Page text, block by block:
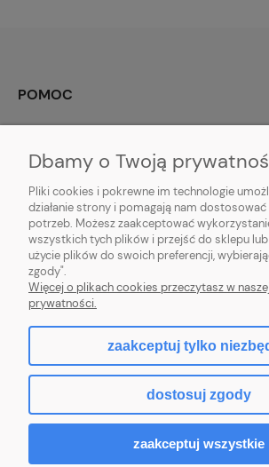
POMOC
PŁATNOŚCI I DOSTAWA
INFORMACJE
O NAS
Sklep internetowy Shoper
Dbamy o Twoją
Pliki cookies i pokrewne im technologie
działanie strony i pomagają nam
potrzeb. Możesz zaakceptować
wszystkich tych plików i przejść do sklepu
użycie plików do swoich preferencji,
zgody".
Więcej o plikach cookies przeczytasz w
prywatności.
zaakceptuj tylko
dostosuj zgody
zaakceptuj wszystkie